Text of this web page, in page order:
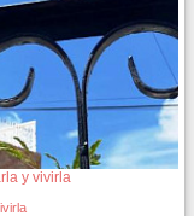
y vivirla